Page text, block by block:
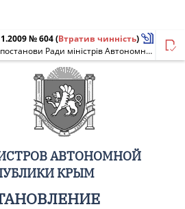
№ 604(Втратив чинність)
Про внесення змін до постанови Ради міністрів Автономної Республіки Крим від 28 лютого 2006 року N 88
АВТОНОМНОЙ
КРЫМ